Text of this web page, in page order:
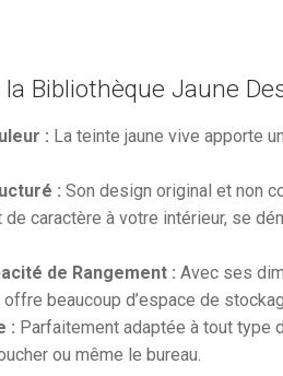
Bibliothèque Jaune
: La teinte jaune vive apporte
: Son design original et non
caractère à votre intérieur, se
de Rangement : Avec ses
beaucoup d’espace de
: Parfaitement adaptée à tout type
ou même le bureau.